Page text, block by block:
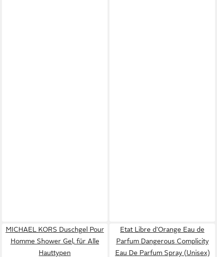
MICHAEL KORS Duschgel Pour
Homme Shower Gel, für Alle
Hauttypen
Etat Libre d'Orange Eau de
Parfum Dangerous Complicity
Eau De Parfum Spray (Unisex)